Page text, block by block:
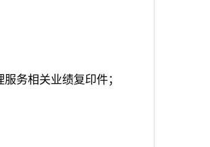
务相关业绩复印件；